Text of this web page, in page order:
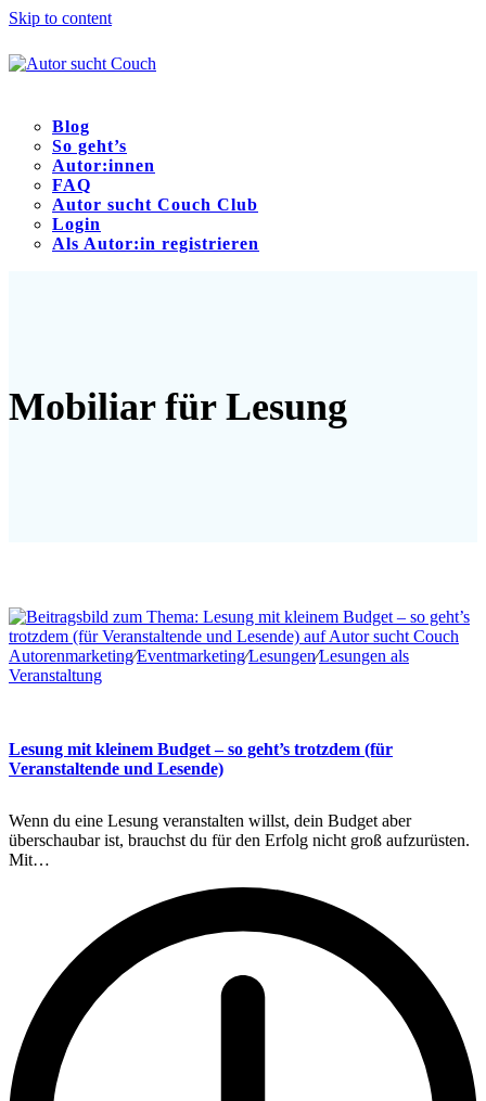
Skip to content
Blog
So geht’s
Autor:innen
FAQ
Autor sucht Couch Club
Login
Als Autor:in registrieren
Mobiliar für Lesung
Autorenmarketing∕Eventmarketing∕Lesungen∕Lesungen als
Veranstaltung
Lesung mit kleinem Budget – so geht’s trotzdem (für
Veranstaltende und Lesende)
Wenn du eine Lesung veranstalten willst, dein Budget aber
überschaubar ist, brauchst du für den Erfolg nicht groß aufzurüsten.
Mit…